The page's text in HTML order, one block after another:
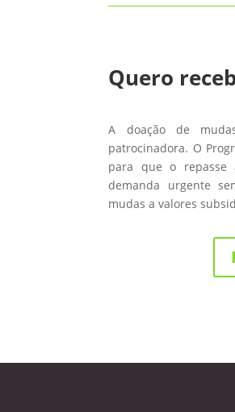
Quero
A doação de
patrocinadora. O
para que o repasse
demanda urgente
mudas a valores